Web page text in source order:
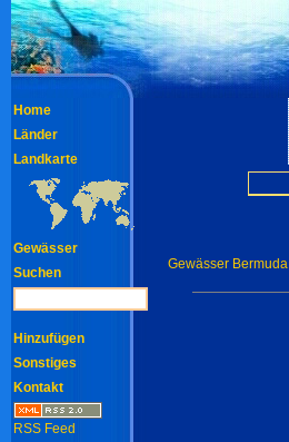
Gewässer Bermuda
Home
Länder
Landkarte
Gewässer
Suchen
Hinzufügen
Sonstiges
Kontakt
RSS Feed